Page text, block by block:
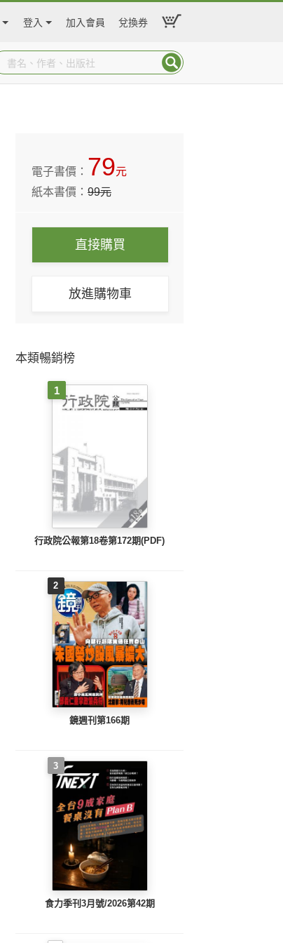
登入 加入會員 兌換券
看雜誌第275期
電子書價： 79元
紙本書價：99元
直接購買
放進購物車
本類暢銷榜
1
行政院公報第18卷第172期(PDF)
2
鏡週刊第166期
3
食力季刊3月號/2026第42期